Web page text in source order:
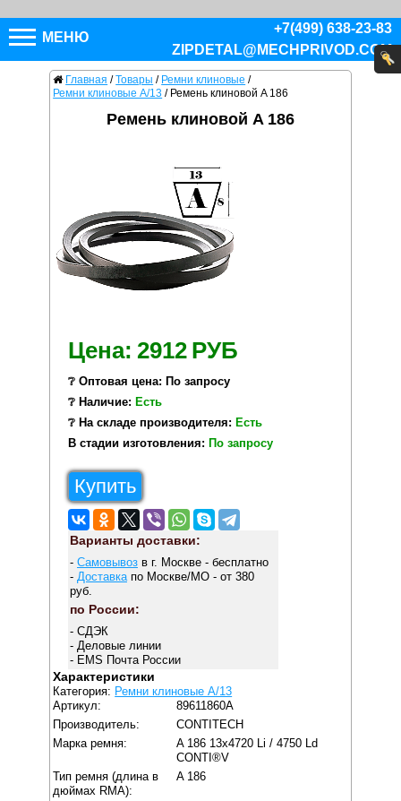
МЕНЮ
+7(499) 638-23-83
ZIPDETAL@MECHPRIVOD.COM
Главная / Товары / Ремни клиновые /
Ремни клиновые A/13 / Ремень клиновой A 186
Ремень клиновой A 186
Цена: 2912 РУБ
❔ Оптовая цена: По запросу
❔ Наличие: Есть
❔ На складе производителя: Есть
В стадии изготовления: По запросу
Купить
Варианты доставки:
- Самовывозв г. Москве - бесплатно
- Доставкапо Москве/МО - от 380
руб.
по России:
- СДЭК
- Деловые линии
- EMS Почта России
Характеристики
Категория: Ремни клиновые A/13
Артикул:
89611860A
Производитель:
CONTITECH
Марка ремня:
A 186 13x4720 Li / 4750 Ld
CONTI®V
Тип ремня (длина в
дюймах RMA):
A 186